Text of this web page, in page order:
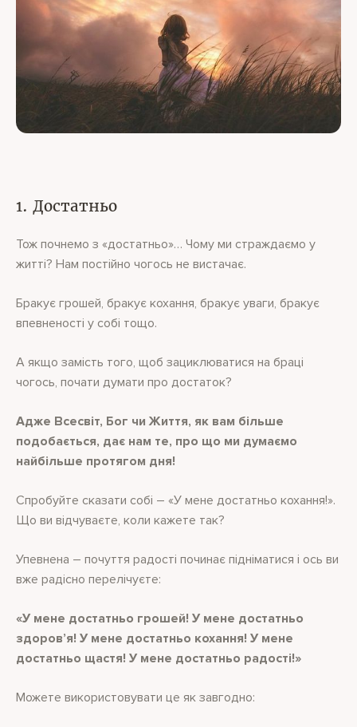
1. Достатньо
Тож почнемо з «достатньо»… Чому ми страждаємо у
житті? Нам постійно чогось не вистачає.
Бракує грошей, бракує кохання, бракує уваги, бракує
впевненості у собі тощо.
А якщо замість того, щоб зациклюватися на браці
чогось, почати думати про достаток?
Адже Всесвіт, Бог чи Життя, як вам більше
подобається, дає нам те, про що ми думаємо
найбільше протягом дня!
Спробуйте сказати собі – «У мене достатньо кохання!».
Що ви відчуваєте, коли кажете так?
Упевнена – почуття радості починає підніматися і ось ви
вже радісно перелічуєте:
«У мене достатньо грошей! У мене достатньо
здоров’я! У мене достатньо кохання! У мене
достатньо щастя! У мене достатньо радості!»
Можете використовувати це як завгодно: